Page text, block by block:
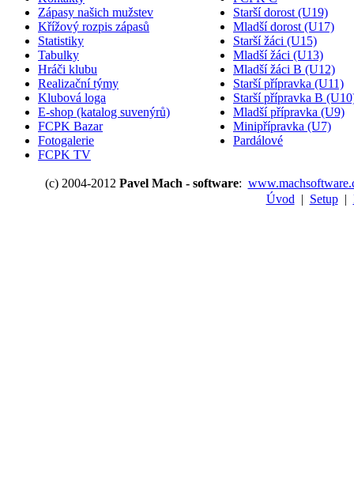
Zápasy našich mužstev
Křížový rozpis zápasů
Statistiky
Tabulky
Hráči klubu
Realizační týmy
Klubová loga
E-shop (katalog suvenýrů)
FCPK Bazar
Fotogalerie
FCPK TV
Starší dorost (U19)
Mladší dorost (U17)
Starší žáci (U15)
Mladší žáci (U13)
Mladší žáci B (U12)
Starší přípravka (U11)
Starší přípravka B
Mladší přípravka (U9)
Minipřípravka (U7)
Pardálové
(c) 2004-2012 Pavel Mach - software:
Úvod | Setup|